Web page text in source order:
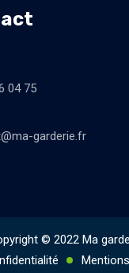
04 75
garderie.fr
© 2022 Ma